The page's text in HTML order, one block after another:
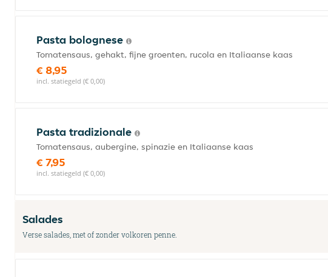
Pasta bolognese
Tomatensaus, gehakt, fijne groenten, rucola en Italiaanse kaas
€ 8,95
incl. statiegeld (€ 0,00)
Pasta tradizionale
Tomatensaus, aubergine, spinazie en Italiaanse kaas
€ 7,95
incl. statiegeld (€ 0,00)
Salades
Verse salades, met of zonder volkoren penne.